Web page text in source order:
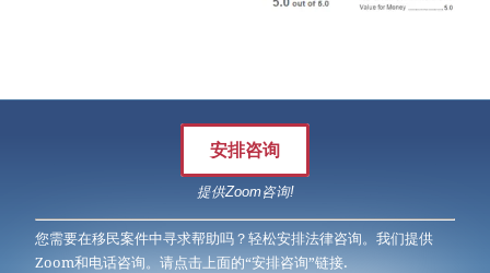
安排咨询
提供Zoom咨询!
您需要在移民案件中寻求帮助吗？轻松安排法律咨询。我们提供
Zoom和电话咨询。请点击上面的“安排咨询”链接.